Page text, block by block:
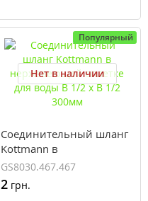
Популярный
Нет в наличии
Соединительный шланг
Kottmann в
нержавеющей оплетке
для воды В 1/2 x В 1/2
300мм
GS8030.467.467
2 грн.